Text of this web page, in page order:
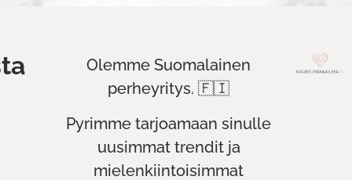
Olemme Suomalainen
perheyritys. 🇫🇮
Pyrimme tarjoamaan sinulle
uusimmat trendit ja
mielenkiintoisimmat